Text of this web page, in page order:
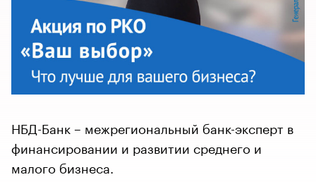
НБД-Банк – межрегиональный банк-эксперт в
финансировании и развитии среднего и
малого бизнеса.